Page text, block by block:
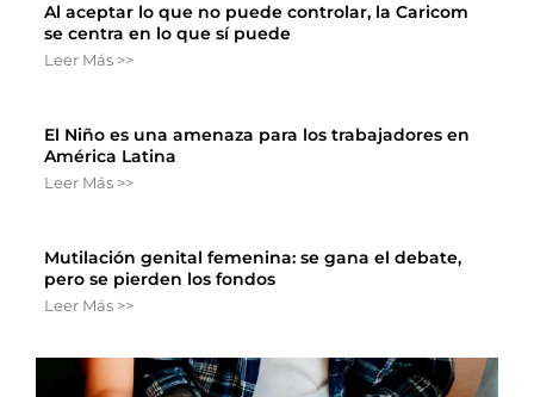
Al aceptar lo que no puede controlar, la Caricom
se centra en lo que sí puede
Leer Más >>
El Niño es una amenaza para los trabajadores en
América Latina
Leer Más >>
Mutilación genital femenina: se gana el debate,
pero se pierden los fondos
Leer Más >>